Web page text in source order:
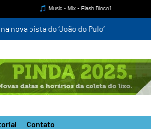
nova pista do ‘João do Pulo’
Contato